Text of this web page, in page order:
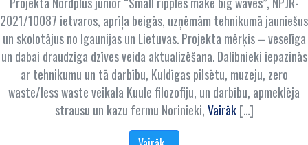
2021/10087 ietvaros, aprīļa beigās, uzņēmām tehnikumā jauniešus
un skolotājus no Igaunijas un Lietuvas. Projekta mērķis – veselīga
un dabai draudzīga dzīves veida aktualizēšana. Dalībnieki iepazinās
ar tehnikumu un tā darbību, Kuldīgas pilsētu, muzeju, zero
waste/less waste veikala Kuule filozofiju, un darbību, apmeklēja
strausu un kazu fermu Norinieki,Vairāk[…]